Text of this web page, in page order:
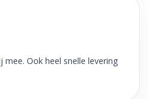
mee. Ook heel snelle levering